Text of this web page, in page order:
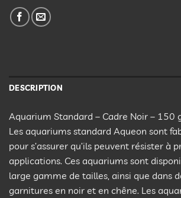
DESCRIPTION
Aquarium Standard – Cadre Noir – 150
Les aquariums standard Aqueon sont
pour s’assurer qu’ils peuvent résister à
applications. Ces aquariums sont
large gamme de tailles, ainsi que dans
garnitures en noir et en chêne. Les